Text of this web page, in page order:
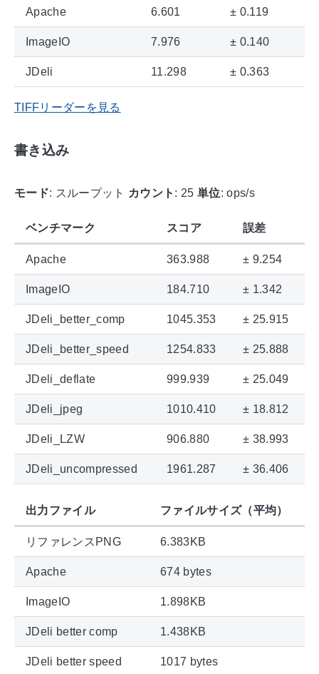
Apache 6.601 ± 0.119
ImageIO 7.976 ± 0.140
JDeli 11.298 ± 0.363
TIFFリーダーを見る
書き込み
モード: スループット カウント : 25 単位: ops/s
ベンチマーク スコア 誤差
Apache 363.988 ± 9.254
ImageIO 184.710 ± 1.342
JDeli_better_comp 1045.353 ± 25.915
JDeli_better_speed 1254.833 ± 25.888
JDeli_deflate 999.939 ± 25.049
JDeli_jpeg 1010.410 ± 18.812
JDeli_LZW 906.880 ± 38.993
JDeli_uncompressed 1961.287 ± 36.406
出力ファイル ファイルサイズ（平均）
リファレンスPNG 6.383KB
Apache 674 bytes
ImageIO 1.898KB
JDeli better comp 1.438KB
JDeli better speed 1017 bytes